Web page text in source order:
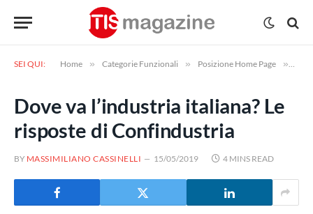
SEI QUI: Home » Categorie Funzionali » Posizione Home Page »
Dove va l’industria italiana? Le
risposte di Confindustria
BY MASSIMILIANO CASSINELLI 15/05/2019 4 MINS READ